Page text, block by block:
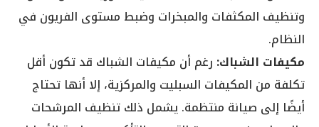
وتنظيف المكثفات والمبخرات وضبط مستوى الفريون في
النظام.
مكيفات الشباك: رغم أن مكيفات الشباك قد تكون أقل
تكلفة من المكيفات السبليت والمركزية، إلا أنها تحتاج
أيضًا إلى صيانة منتظمة. يشمل ذلك تنظيف المرشحات